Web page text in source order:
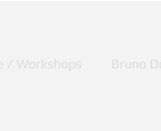
/ Workshops Bruno